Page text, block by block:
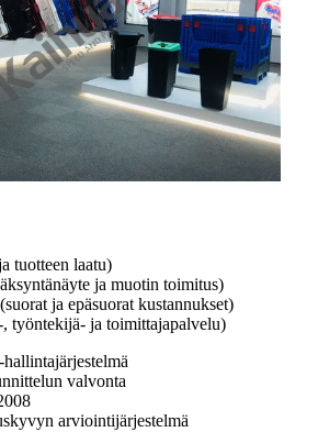
tuotteen laatu)
ja muotin toimitus)
ja epäsuorat kustannukset)
, työntekijä- ja toimittajapalvelu)
valvonta
arviointijärjestelmä